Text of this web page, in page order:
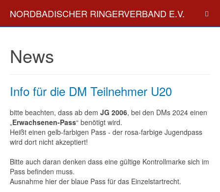
NORDBADISCHER RINGERVERBAND E.V.
News
Info für die DM Teilnehmer U20
bitte beachten, dass ab dem JG 2006, bei den DMs 2024 einen
„Erwachsenen-Pass“ benötigt wird.
Heißt einen gelb-farbigen Pass - der rosa-farbige Jugendpass
wird dort nicht akzeptiert!
Bitte auch daran denken dass eine gültige Kontrollmarke sich im
Pass befinden muss.
Ausnahme hier der blaue Pass für das Einzelstartrecht.